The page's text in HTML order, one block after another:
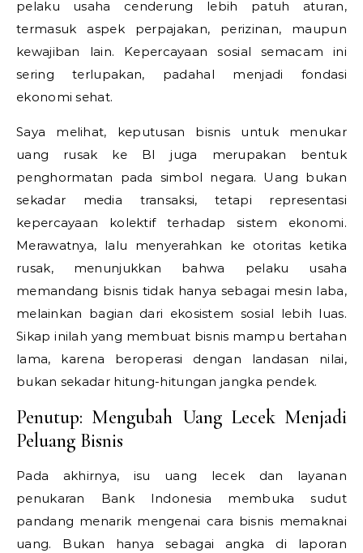
pelaku usaha cenderung lebih patuh aturan,
termasuk aspek perpajakan, perizinan, maupun
kewajiban lain. Kepercayaan sosial semacam ini
sering terlupakan, padahal menjadi fondasi
ekonomi sehat.
Saya melihat, keputusan bisnis untuk menukar
uang rusak ke BI juga merupakan bentuk
penghormatan pada simbol negara. Uang bukan
sekadar media transaksi, tetapi representasi
kepercayaan kolektif terhadap sistem ekonomi.
Merawatnya, lalu menyerahkan ke otoritas ketika
rusak, menunjukkan bahwa pelaku usaha
memandang bisnis tidak hanya sebagai mesin laba,
melainkan bagian dari ekosistem sosial lebih luas.
Sikap inilah yang membuat bisnis mampu bertahan
lama, karena beroperasi dengan landasan nilai,
bukan sekadar hitung-hitungan jangka pendek.
Penutup: Mengubah Uang Lecek Menjadi
Peluang Bisnis
Pada akhirnya, isu uang lecek dan layanan
penukaran Bank Indonesia membuka sudut
pandang menarik mengenai cara bisnis memaknai
uang. Bukan hanya sebagai angka di laporan